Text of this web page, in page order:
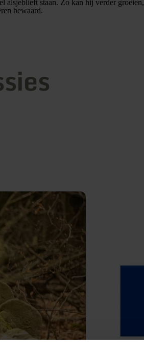
alsjeblieft staan. Zo kan hij verder groeien,
bewaard.